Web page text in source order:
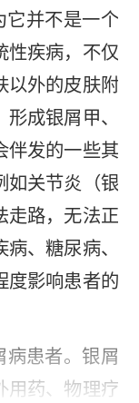
它并不是一个
性疾病，不仅
以外的皮肤附
成银屑甲、
伴发的一些其
如关节炎 （银
走路，无法正
病、糖尿病、
度影响患者的
患者。银屑
用药、物理疗